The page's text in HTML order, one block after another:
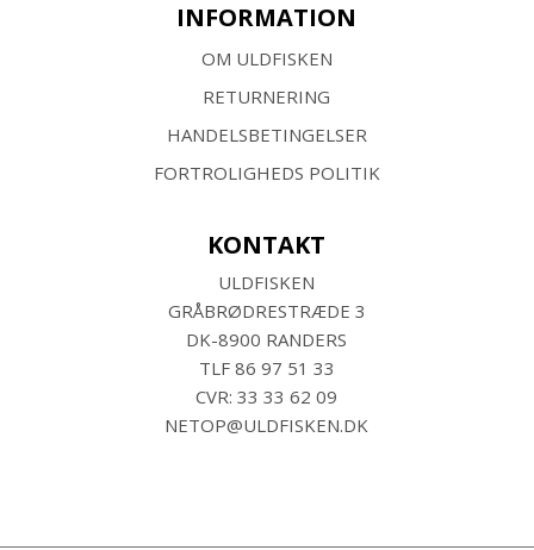
INFORMATION
OM ULDFISKEN
RETURNERING
HANDELSBETINGELSER
FORTROLIGHEDS POLITIK
KONTAKT
ULDFISKEN
GRÅBRØDRESTRÆDE 3
DK-8900 RANDERS
TLF 86 97 51 33
CVR: 33 33 62 09
NETOP@ULDFISKEN.DK